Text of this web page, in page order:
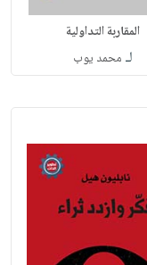
المقاربة التداولية
لـ محمد يوب